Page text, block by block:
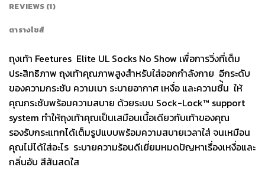
REVIEWS (1)
ตารางไซส์
ถุงเท้า Feetures Elite UL Socks No Show เพื่อการวิ่งที่เต็ม
ประสิทธิภาพ ถุงเท้าคุณภาพสูงสำหรับใส่ออกกำลังกาย อีกระดับ
ของความกระชับ ความเบา ระบายอากาศ เหงื่อ และความชื่้น ให้
คุณกระชับพร้อมความสบาย ด้วยระบบ Sock-Lock™ support
system ทำให้ถุงเท้าคุณเป็นเสมือนเนื้อเดียวกับเท้าของคุณ
รองรับกระแทกได้เต็มรูปแบบพร้อมความสบายเวลาใส่ จนเหมือน
คุณไม่ได้ใส่อะไร ระบายความร้อนดีเยี่ยมหมดปัญหาเรื่องเหงื่อและ
กลิ่นอับ สีสันสดใส